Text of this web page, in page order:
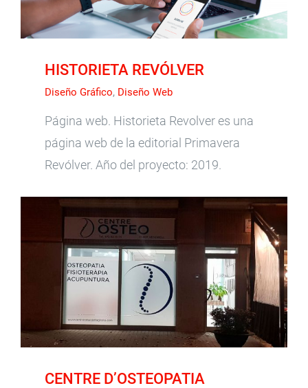
HISTORIETA REVÓLVER
Diseño Gráfico, Diseño Web
Página web. Historieta Revolver es una
página web de la editorial Primavera
Revólver. Año del proyecto: 2019.
CENTRE D’OSTEOPATIA GIRONA
CENTRE D’OSTEOPATIA